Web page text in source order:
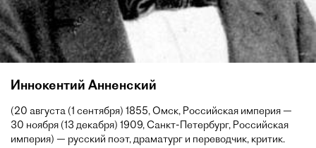
Иннокентий Анненский
(20 августа (1 сентября) 1855, Омск, Российская империя —
30 ноября (13 декабря) 1909, Санкт-Петербург, Российская
империя) — русский поэт, драматург и переводчик, критик.